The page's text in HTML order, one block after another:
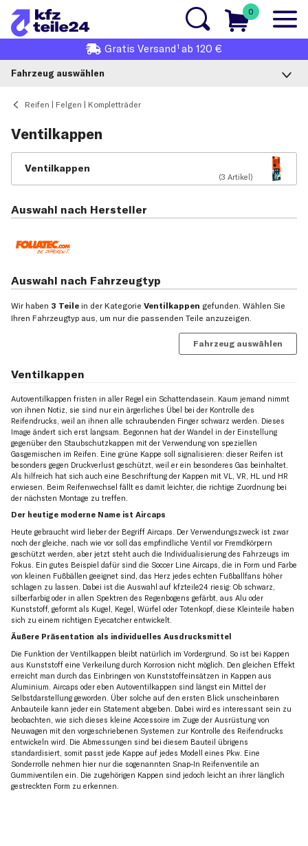
0
Gratis Versand1 ab 120 €
Fahrzeug auswählen
Reifen | Felgen | Kompletträder
Ventilkappen
Ventilkappen
(3 Artikel)
Auswahl nach Hersteller
Auswahl nach Fahrzeugtyp
Wir haben 3 Teile in der Kategorie Ventilkappen gefunden. Wählen Sie
Ihren Fahrzeugtyp aus, um nur die passenden Teile anzuzeigen.
Fahrzeug auswählen
Ventilkappen
Autoventilkappen fristen in aller Regel ein Schattendasein. Kaum jemand nimmt
von ihnen Notiz, sie sind nur ein ärgerliches Übel bei der Kontrolle des
Reifendrucks, weil an ihnen alle schraubenden Finger schwarz werden. Dieses
Image ändert sich erst langsam. Begonnen hat der Wandel in der Einstellung
gegenüber den Staubschutzkappen mit der Verwendung von speziellen
Gasgemischen im Reifen. Eine grüne Kappe soll signalisieren: dieser Reifen ist
besonders gegen Druckverlust geschützt, weil er ein besonderes Gas beinhaltet.
Als hilfreich hat sich auch eine Beschriftung der Kappen mit VL, VR, HL und HR
erwiesen. Beim Reifenwechsel fällt es damit leichter, die richtige Zuordnung bei
der nächsten Montage zu treffen.
Der heutige moderne Name ist Aircaps
Heute gebraucht wird lieber der Begriff Aircaps. Der Verwendungszweck ist zwar
noch der gleiche, nach wie vor soll das empfindliche Ventil vor Fremdkörpern
geschützt werden, aber jetzt steht auch die Individualisierung des Fahrzeugs im
Fokus. Ein gutes Beispiel dafür sind die Soccer Line Aircaps, die in Form und Farbe
von kleinen Fußbällen geeignet sind, das Herz jedes echten Fußballfans höher
schlagen zu lassen. Dabei ist die Auswahl auf kfzteile24 riesig: Ob schwarz,
silberfarbig oder in allen Spektren des Regenbogens gefärbt, aus Alu oder
Kunststoff, geformt als Kugel, Kegel, Würfel oder Totenkopf, diese Kleinteile haben
sich zu einem richtigen Eyecatcher entwickelt.
Äußere Präsentation als individuelles Ausdrucksmittel
Die Funktion der Ventilkappen bleibt natürlich im Vordergrund. So ist bei Kappen
aus Kunststoff eine Verkeilung durch Korrosion nicht möglich. Den gleichen Effekt
erreicht man durch das Einbringen von Kunststoffeinsätzen in Kappen aus
Aluminium. Aircaps oder eben Autoventilkappen sind längst ein Mittel der
Selbstdarstellung geworden. Über solche auf den ersten Blick unscheinbaren
Anbauteile kann jeder ein Statement abgeben. Dabei wird es interessant sein zu
beobachten, wie sich dieses kleine Accessoire im Zuge der Ausrüstung von
Neuwagen mit den vorgeschriebenen Systemen zur Kontrolle des Reifendrucks
entwickeln wird. Die Abmessungen sind bei diesem Bauteil übrigens
standardisiert, somit passt jede Kappe auf jedes Modell eines Pkw. Eine
Sonderrolle nehmen hier nur die sogenannten Snap-In Reifenventile an
Gummiventilen ein. Die zugehörigen Kappen sind jedoch leicht an ihrer länglich
gestreckten Form zu erkennen.